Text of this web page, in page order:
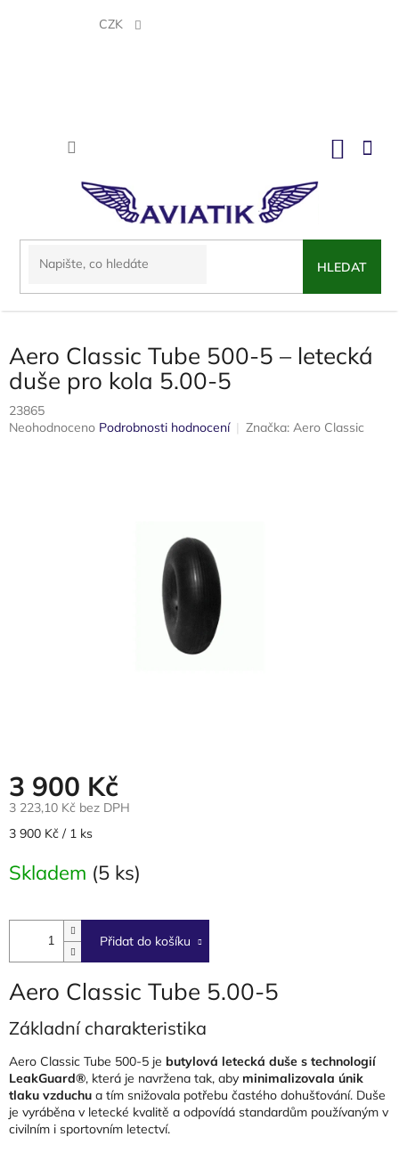
CZK
HLEDAT
Aero Classic Tube 500-5 – letecká
duše pro kola 5.00-5
23865
Průměrné
Neohodnoceno Podrobnosti hodnocení Značka: Aero Classic
3 900 Kč
3 223,10 Kč bez DPH
Měrná
3 900 Kč / 1 ks
Skladem (5 ks)
Přidat do košíku
Aero Classic Tube 5.00-5
Základní charakteristika
Aero Classic Tube 500-5 je butylová letecká duše s technologií
LeakGuard®, která je navržena tak, aby minimalizovala únik
tlaku vzduchu a tím snižovala potřebu častého dohušťování. Duše
je vyráběna v letecké kvalitě a odpovídá standardům používaným v
civilním i sportovním letectví.